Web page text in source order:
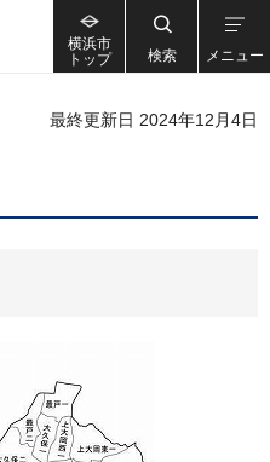
横浜市
トップ
検索 メニュー
最終更新日 2024年12月4日